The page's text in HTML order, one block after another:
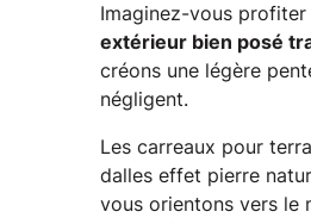
Imaginez-vous
extérieur bien posé
créons une légère
négligent.
Les carreaux pour
dalles effet pierre
vous orientons vers le